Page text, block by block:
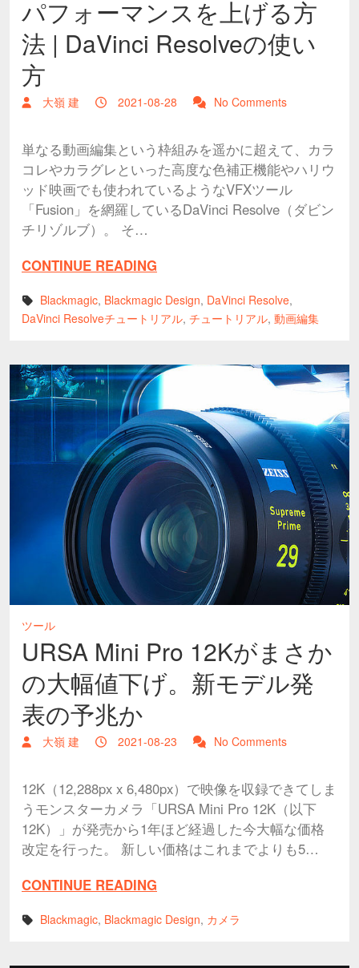
パフォーマンスを上げる方
法 | DaVinci Resolveの使い
方
大嶺 建 2021-08-28 No Comments
単なる動画編集という枠組みを遥かに超えて、カラ
コレやカラグレといった高度な色補正機能やハリウ
ッド映画でも使われているようなVFXツール
「Fusion」を網羅しているDaVinci Resolve（ダビン
チリゾルブ）。 そ…
CONTINUE READING
Blackmagic, Blackmagic Design, DaVinci Resolve,
DaVinci Resolveチュートリアル, チュートリアル, 動画編集
ツール
URSA Mini Pro 12Kがまさか
の大幅値下げ。新モデル発
表の予兆か
大嶺 建 2021-08-23 No Comments
12K（12,288px x 6,480px）で映像を収録できてしま
うモンスターカメラ「URSA Mini Pro 12K（以下
12K）」が発売から1年ほど経過した今大幅な価格
改定を行った。 新しい価格はこれまでよりも5…
CONTINUE READING
Blackmagic, Blackmagic Design, カメラ